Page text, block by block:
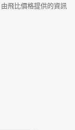
由飛比價格提供的資訊